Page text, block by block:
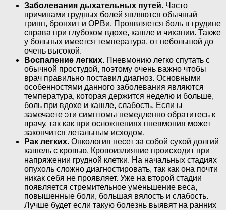
Заболевания дыхательных путей. Часто
причинами грудных болей являются обычный
грипп, бронхит и ОРВи. Проявляется боль в грудине
справа при глубоком вдохе, кашле и чихании. Также
у больных имеется температура, от небольшой до
очень высокой.
Воспаление легких. Пневмонию легко спутать с
обычной простудой, поэтому очень важно чтобы
врач правильно поставил диагноз. Основными
особенностями данного заболевания являются
температура, которая держится неделю и больше,
боль при вдохе и кашле, слабость. Если ы
замечаете эти симптомы немедленно обратитесь к
врачу, так как при осложнениях пневмония может
закончится летальным исходом.
Рак легких. Онкология несет за собой сухой долгий
кашель с кровью. Кровоизлияние происходит при
напряжении грудной клетки. На начальных стадиях
опухоль сложно диагностировать, так как она почти
никак себя не проявляет. Уже на второй стадии
появляется стремительное уменьшение веса,
повышенные боли, большая вялость и слабость.
Лучше будет если такую болезнь выявят на ранних